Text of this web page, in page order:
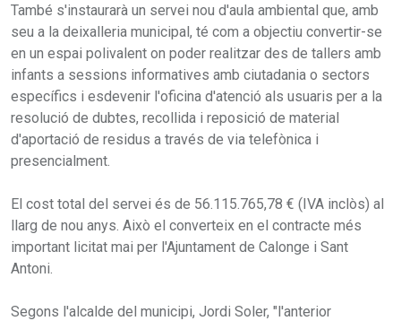
També s'instaurarà un servei nou d'aula ambiental que, amb
seu a la deixalleria municipal, té com a objectiu convertir-se
en un espai polivalent on poder realitzar des de tallers amb
infants a sessions informatives amb ciutadania o sectors
específics i esdevenir l'oficina d'atenció als usuaris per a la
resolució de dubtes, recollida i reposició de material
d'aportació de residus a través de via telefònica i
presencialment.
El cost total del servei és de 56.115.765,78 € (IVA inclòs) al
llarg de nou anys. Això el converteix en el contracte més
important licitat mai per l'Ajuntament de Calonge i Sant
Antoni.
Segons l'alcalde del municipi, Jordi Soler, "l'anterior